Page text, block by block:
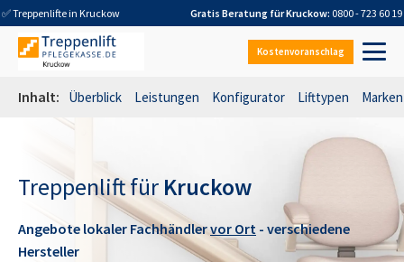
✅ Treppenlifte in Kruckow Gratis Beratung fürKruckow: 0800 - 723 60 19
Kostenvoranschlag
Inhalt: Überblick Leistungen Konfigurator Lifttypen Marken
Treppenlift für Kruckow
Angebote lokaler Fachhändlervor Ort - verschiedene
Hersteller